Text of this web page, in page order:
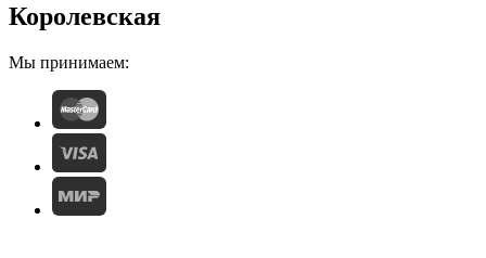
Королевская
Мы принимаем: